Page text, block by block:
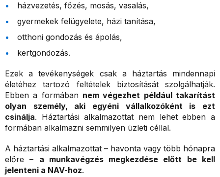
házvezetés, főzés, mosás, vasalás,
gyermekek felügyelete, házi tanítása,
otthoni gondozás és ápolás,
kertgondozás.
Ezek a tevékenységek csak a háztartás mindennapi
életéhez tartozó feltételek biztosítását szolgálhatják.
Ebben a formában nem végezhet például takarítást
olyan személy, aki egyéni vállalkozóként is ezt
csinálja. Háztartási alkalmazottat nem lehet ebben a
formában alkalmazni semmilyen üzleti céllal.
A háztartási alkalmazottat – havonta vagy több hónapra
előre – a munkavégzés megkezdése előtt be kell
jelenteni a NAV-hoz.